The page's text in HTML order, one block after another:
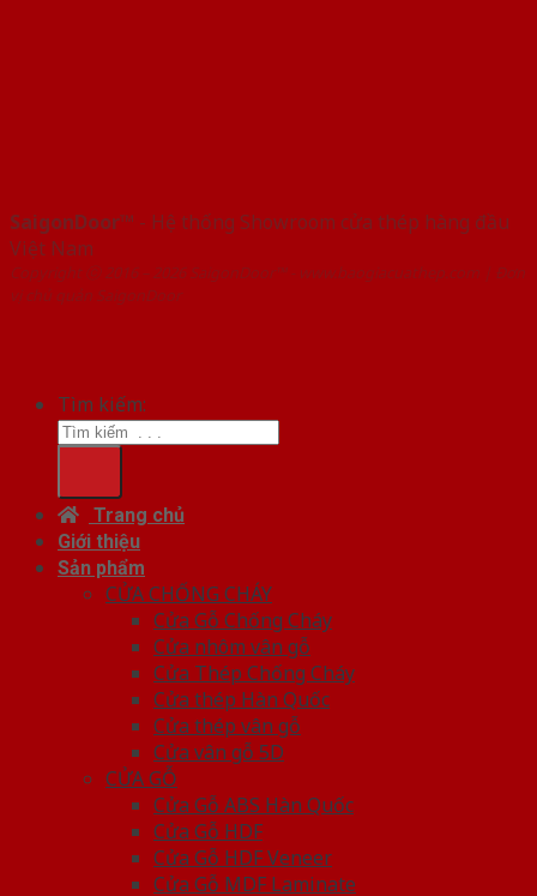
SaigonDoor™ - Hệ thống Showroom cửa thép hàng đầu
Việt Nam
Copyright ⓒ 2016 – 2026 SaigonDoor™ - www.baogiacuathep.com | Đơn
vị chủ quản SaigonDoor
Tìm kiếm:
Trang chủ
Giới thiệu
Sản phẩm
CỬA CHỐNG CHÁY
Cửa Gỗ Chống Cháy
Cửa nhôm vân gỗ
Cửa Thép Chống Cháy
Cửa thép Hàn Quốc
Cửa thép vân gỗ
Cửa vân gỗ 5D
CỬA GỖ
Cửa Gỗ ABS Hàn Quốc
Cửa Gỗ HDF
Cửa Gỗ HDF Veneer
Cửa Gỗ MDF Laminate